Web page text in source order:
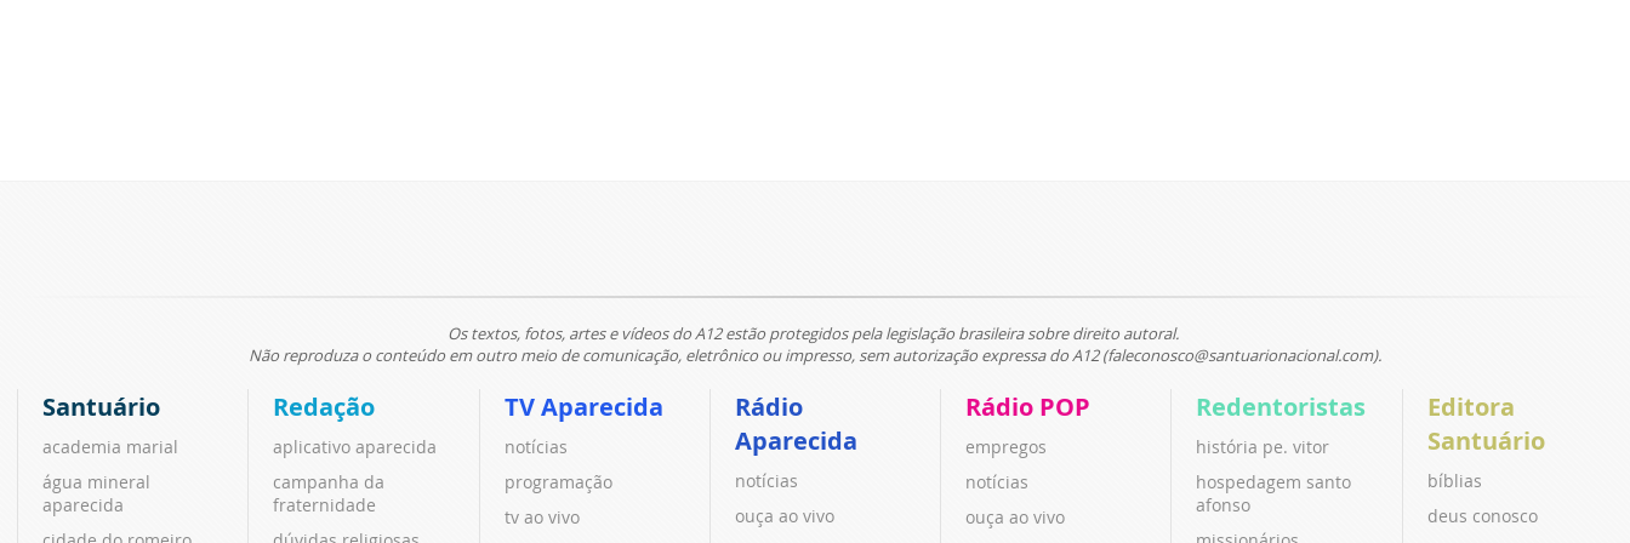
Os textos, fotos, artes e vídeos do A12 estão protegidos pela legislação brasileira sobre direito autoral.
Não reproduza o conteúdo em outro meio de comunicação, eletrônico ou impresso, sem autorização expressa do A12 (faleconosco@santuarionacional.com).
Santuário
academia marial
água mineral
aparecida
Redação
aplicativo aparecida
campanha da
fraternidade
TV Aparecida
notícias
programação
tv ao vivo
Rádio
Aparecida
notícias
ouça ao vivo
Rádio POP
empregos
notícias
ouça ao vivo
Redentoristas
história pe. vitor
hospedagem santo
afonso
Editora
Santuário
bíblias
deus conosco